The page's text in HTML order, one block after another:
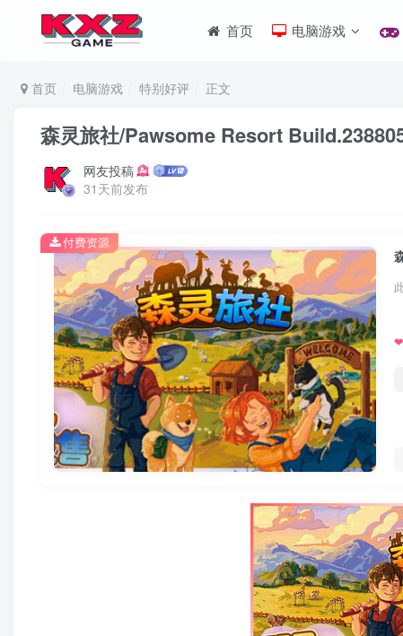
首页 电脑游戏
首页 电脑游戏 特别好评 正文
森灵旅社/Pawsome Resort
网友投稿
31天前发布
❤
付费资源